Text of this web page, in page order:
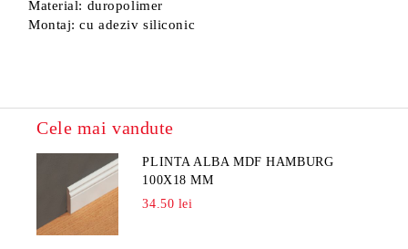
Material: duropolimer
Montaj: cu adeziv siliconic
Cele mai vandute
PLINTA ALBA MDF HAMBURG
100X18 MM
34.50 lei